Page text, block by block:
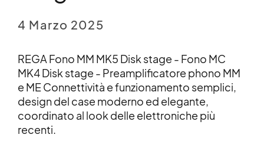
4 Marzo 2025
REGA Fono MM MK5 Disk stage - Fono MC
MK4 Disk stage - Preamplificatore phono MM
e ME Connettività e funzionamento semplici,
design del case moderno ed elegante,
coordinato al look delle elettroniche più
recenti.